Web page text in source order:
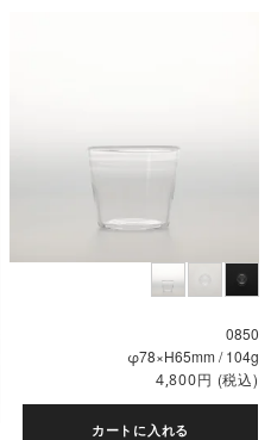
0850
φ78×H65mm / 104g
4,800円 (税込)
カートに入れる